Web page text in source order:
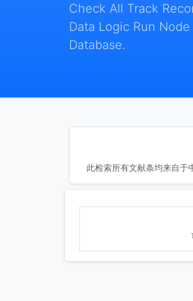
Check All Track
Data Logic Run
Database.
此检索所有文献条均来自于